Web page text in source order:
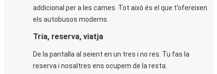
addicional per a les cames. Tot això és el que t’ofereixen
els autobusos moderns.
Tria, reserva, viatja
De la pantalla al seient en un tres i no res. Tu fas la
reserva i nosaltres ens ocupem de la resta.